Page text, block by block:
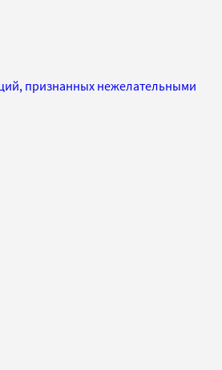
признанных нежелательными